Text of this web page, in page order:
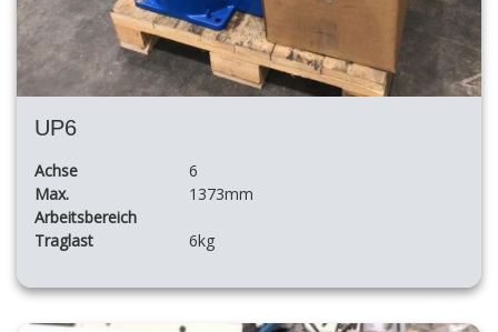
UP6
Achse
6
Max.
Arbeitsbereich
1373mm
Traglast 6kg